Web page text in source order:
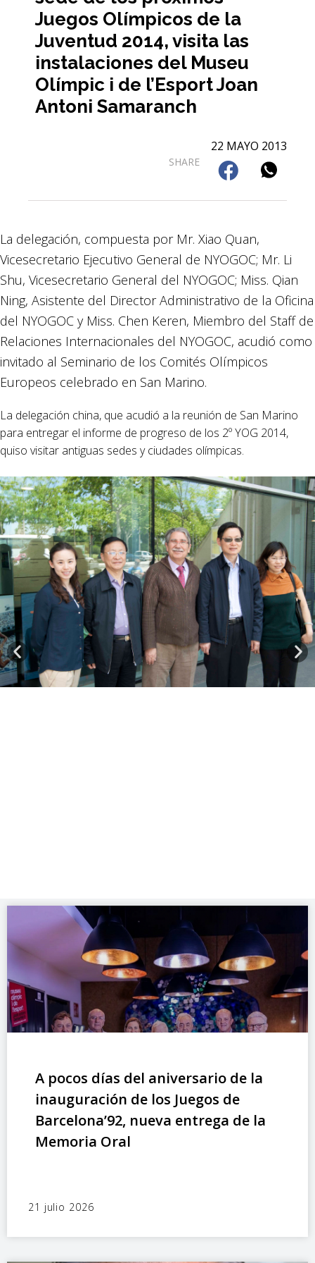
Juegos Olímpicos de la
Juventud 2014, visita las
instalaciones del Museu
Olímpic i de l’Esport Joan
Antoni Samaranch
22 MAYO 2013
SHARE
La delegación, compuesta por Mr. Xiao Quan,
Vicesecretario Ejecutivo General de NYOGOC; Mr. Li
Shu, Vicesecretario General del NYOGOC; Miss. Qian
Ning, Asistente del Director Administrativo de la Oficina
del NYOGOC y Miss. Chen Keren, Miembro del Staff de
Relaciones Internacionales del NYOGOC, acudió como
invitado al Seminario de los Comités Olímpicos
Europeos celebrado en San Marino.
La delegación china, que acudió a la reunión de San Marino
para entregar el informe de progreso de los 2º YOG 2014,
quiso visitar antiguas sedes y ciudades olímpicas.
A pocos días del aniversario de la
inauguración de los Juegos de
Barcelona’92, nueva entrega de la
Memoria Oral
21 julio 2026